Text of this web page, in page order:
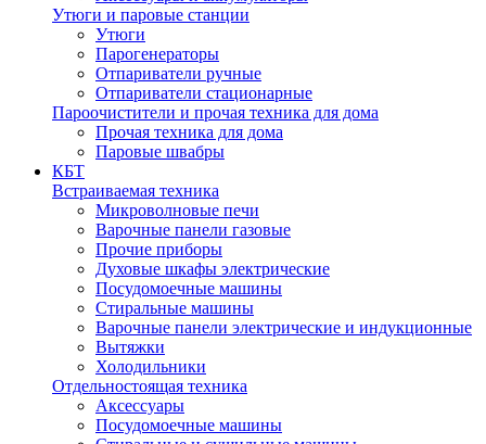
Утюги и паровые станции
Утюги
Парогенераторы
Отпариватели ручные
Отпариватели стационарные
Пароочистители и прочая техника для дома
Прочая техника для дома
Паровые швабры
КБТ
Встраиваемая техника
Микроволновые печи
Варочные панели газовые
Прочие приборы
Духовые шкафы электрические
Посудомоечные машины
Стиральные машины
Варочные панели электрические и индукционные
Вытяжки
Холодильники
Отдельностоящая техника
Аксессуары
Посудомоечные машины